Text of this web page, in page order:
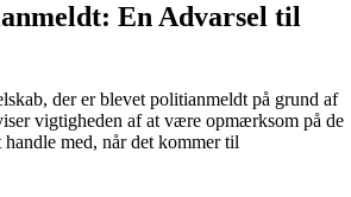
En Advarsel til
der er blevet politianmeldt på grund af
vigtigheden af at være opmærksom på de
med, når det kommer til